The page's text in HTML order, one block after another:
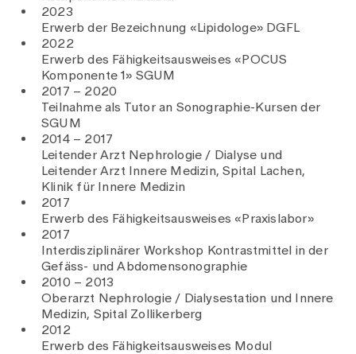
2023
Erwerb der Bezeichnung «Lipidologe» DGFL
2022
Erwerb des Fähigkeitsausweises «POCUS
Komponente 1» SGUM
2017 – 2020
Teilnahme als Tutor an Sonographie-Kursen der
SGUM
2014 – 2017
Leitender Arzt Nephrologie / Dialyse und
Leitender Arzt Innere Medizin, Spital Lachen,
Klinik für Innere Medizin
2017
Erwerb des Fähigkeitsausweises «Praxislabor»
2017
Interdisziplinärer Workshop Kontrastmittel in der
Gefäss- und Abdomensonographie
2010 – 2013
Oberarzt Nephrologie / Dialysestation und Innere
Medizin, Spital Zollikerberg
2012
Erwerb des Fähigkeitsausweises Modul